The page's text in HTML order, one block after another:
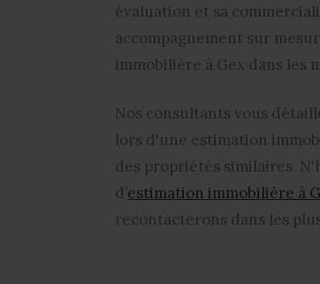
évaluation et sa
accompagnement sur
immobilière à Gex dans les
Nos consultants vous
lors d'une estimation
des propriétés similaires.
d’ estimation immobilière à
recontacterons dans les